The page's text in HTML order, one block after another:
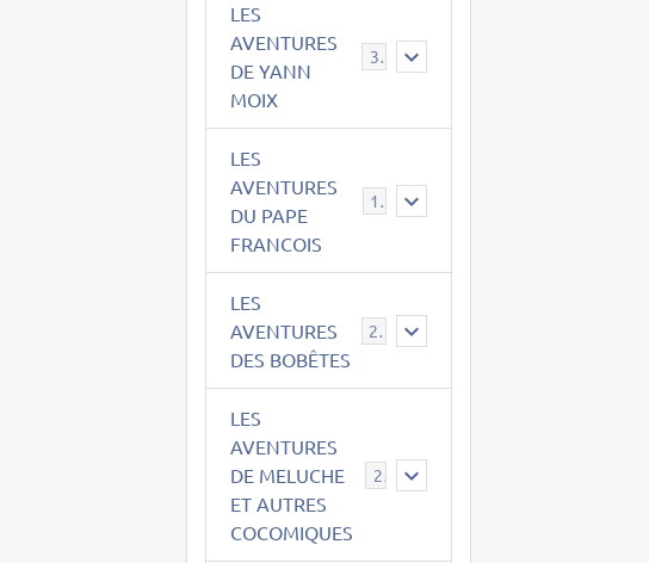
LES
AVENTURES
DE YANN
MOIX
39
LES
AVENTURES
DU PAPE
FRANCOIS
15
LES
AVENTURES
DES BOBÊTES
23
LES
AVENTURES
DE MELUCHE
ET AUTRES
COCOMIQUES
22